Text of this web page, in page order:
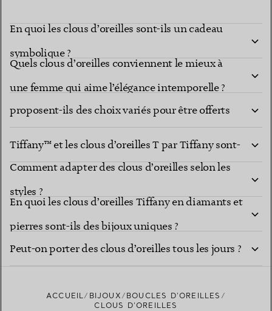
En quoi les clous d’oreilles sont-ils un cadeau
symbolique ?
Quels clous d’oreilles conviennent le mieux à
une femme qui aime l’élégance intemporelle ?
Les clous d’oreilles Tiffany & Co. ornés de pierres
proposent-ils des choix variés pour être offerts
En quoi les clous d’oreilles cœur Return to
Tiffany™ et les clous d’oreilles T par Tiffany sont-
ils des cadeaux uniques ?
Comment adapter des clous d’oreilles selon les
styles ?
En quoi les clous d’oreilles Tiffany en diamants et
pierres sont-ils des bijoux uniques ?
Peut-on porter des clous d’oreilles tous les jours ?
ACCUEIL BIJOUX
BOUCLES D’OREILLES
CLOUS D’OREILLES